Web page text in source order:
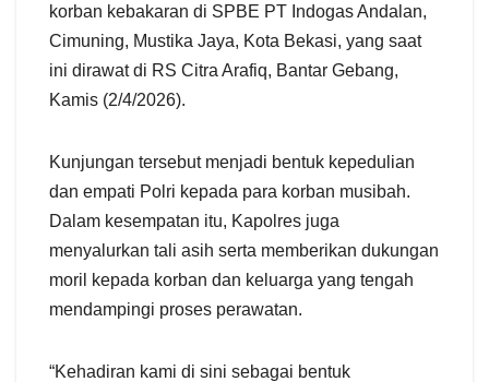
korban kebakaran di SPBE PT Indogas Andalan,
Cimuning, Mustika Jaya, Kota Bekasi, yang saat
ini dirawat di RS Citra Arafiq, Bantar Gebang,
Kamis (2/4/2026).
Kunjungan tersebut menjadi bentuk kepedulian
dan empati Polri kepada para korban musibah.
Dalam kesempatan itu, Kapolres juga
menyalurkan tali asih serta memberikan dukungan
moril kepada korban dan keluarga yang tengah
mendampingi proses perawatan.
“Kehadiran kami di sini sebagai bentuk